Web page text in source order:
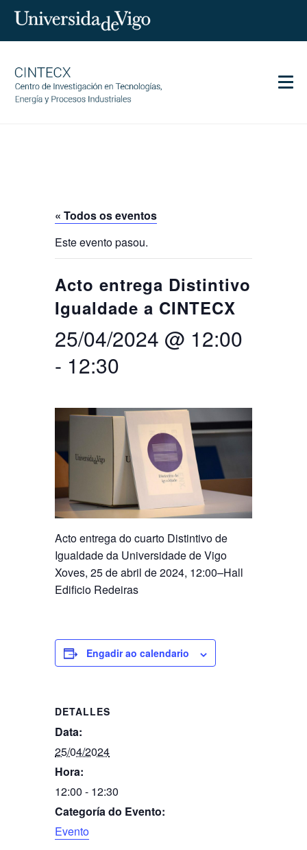
Servizos
Comunicación
Igualdade
EN Search
Buscar
por:
BUSCAR
TwitterInstagramYoutubeLinkedin
« Todos os eventos
Este evento pasou.
Acto entrega Distintivo
Igualdade a CINTECX
25/04/2024 @ 12:00
- 12:30
Acto entrega do cuarto Distintivo de
Igualdade da Universidade de Vigo
Xoves, 25 de abril de 2024, 12:00–Hall
Edificio Redeiras
Engadir ao calendario
DETALLES
Data:
25/04/2024
Hora:
12:00 - 12:30
Categoría do Evento:
Evento